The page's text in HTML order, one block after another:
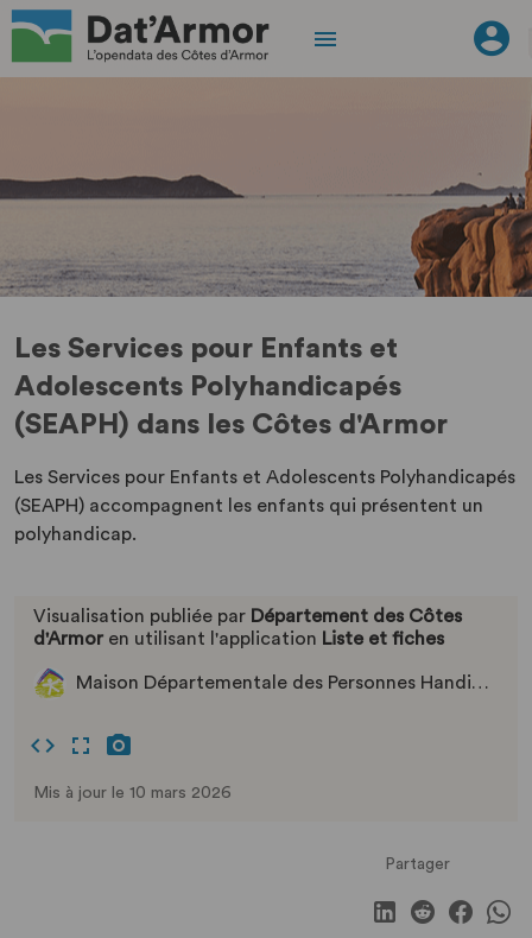
Les Services pour Enfants et
Adolescents Polyhandicapés
(SEAPH) dans les Côtes d'Armor
Les Services pour Enfants et Adolescents Polyhandicapés
(SEAPH) accompagnent les enfants qui présentent un
polyhandicap.
Visualisation publiée par Département des Côtes
d'Armor en utilisant l'application Liste et fiches
Maison Départementale des Personnes Handicapées
Mis à jour le 10 mars 2026
Partager